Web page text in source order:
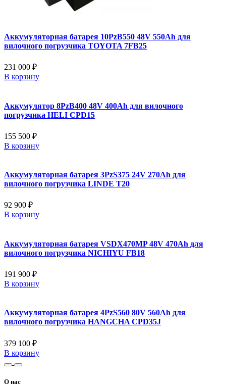
Аккумуляторная батарея 10PzB550 48V 550Ah для
вилочного погрузчика TOYOTA 7FB25
231 000 ₽
В корзину
Аккумулятор 8PzB400 48V 400Ah для вилочного
погрузчика HELI CPD15
155 500 ₽
В корзину
Аккумуляторная батарея 3PzS375 24V 270Ah для
вилочного погрузчика LINDE T20
92 900 ₽
В корзину
Аккумуляторная батарея VSDX470MP 48V 470Ah для
вилочного погрузчика NICHIYU FB18
191 900 ₽
В корзину
Аккумуляторная батарея 4PzS560 80V 560Ah для
вилочного погрузчика HANGCHA CPD35J
379 100 ₽
В корзину
О нас